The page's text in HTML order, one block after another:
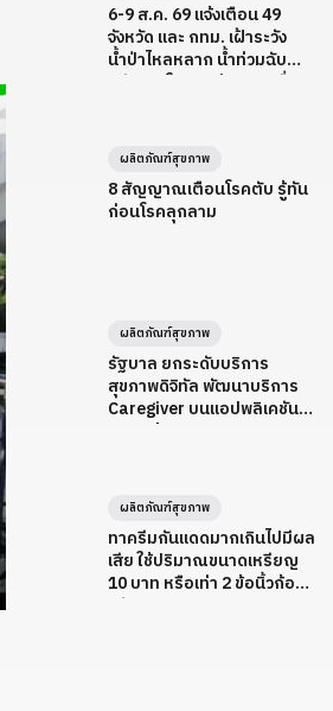
6-9 ส.ค. 69 แจ้งเตือน 49
จังหวัด และ กทม. เฝ้าระวัง
น้ำป่าไหลหลาก น้ำท่วมฉับ
พลัน ดินโคลนถล่ม และคลื่น
8 สัญญาณเตือนโรคตับ รู้ทัน
ก่อนโรคลุกลาม
ผลิตภัณฑ์สุขภาพ
รัฐบาล ยกระดับบริการ
สุขภาพดิจิทัล พัฒนาบริการ
Caregiver บนแอปพลิเคชัน
หมอพร้อม
ผลิตภัณฑ์สุขภาพ
ทาครีมกันแดดมากเกินไปมีผล
เสีย ใช้ปริมาณขนาดเหรียญ
10 บาท หรือเท่า 2 ข้อนิ้วก้อยก็
เพียงพอ
ผลิตภัณฑ์สุขภาพ